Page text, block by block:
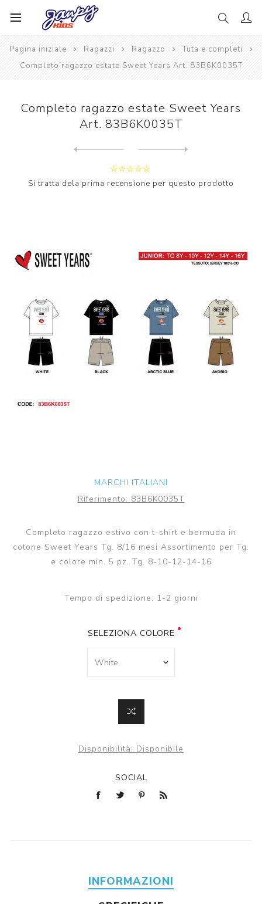
Pagina iniziale Ragazzi Ragazzo
Tuta e completi
Completo ragazzo estate Sweet Years Art. 83B6K0035T
Completo ragazzo estate Sweet Years
Art. 83B6K0035T
Si tratta dela prima recensione per questo prodotto
MARCHI ITALIANI
Riferimento: 83B6K0035T
Completo ragazzo estivo con t-shirt e bermuda in
cotone Sweet Years Tg. 8/16 mesi Assortimento per Tg.
e colore min. 5 pz. Tg. 8-10-12-14-16
Tempo di spedizione: 1-2 giorni
SELEZIONA COLORE
Disponibilità: Disponibile
SOCIAL
INFORMAZIONI